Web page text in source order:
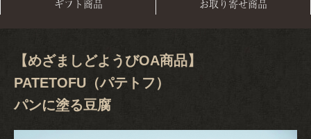
ギフト商品 お取り寄せ商品
【めざましどようびOA商品】
PATETOFU（パテトフ）
パンに塗る豆腐